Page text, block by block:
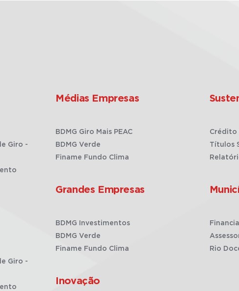
Giro -
Giro -
Médias Empresas
BDMG Giro Mais PEAC
BDMG Verde
Finame Fundo Clima
Grandes Empresas
BDMG Investimentos
BDMG Verde
Finame Fundo Clima
Inovação
Crédito
Títulos
Rio